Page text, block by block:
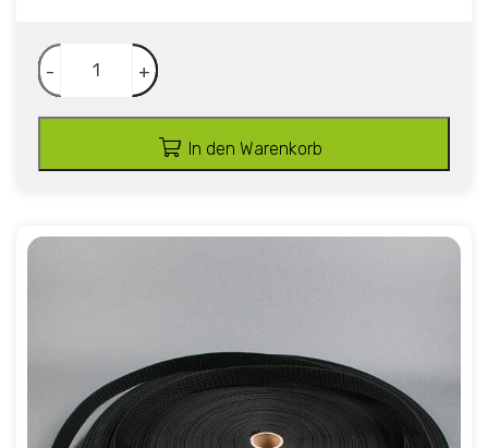
- +
In den Warenkorb